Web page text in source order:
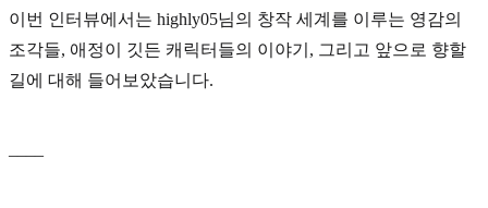
이번 인터뷰에서는 highly05님의 창작 세계를 이루는 영감의
조각들, 애정이 깃든 캐릭터들의 이야기, 그리고 앞으로 향할
길에 대해 들어보았습니다.